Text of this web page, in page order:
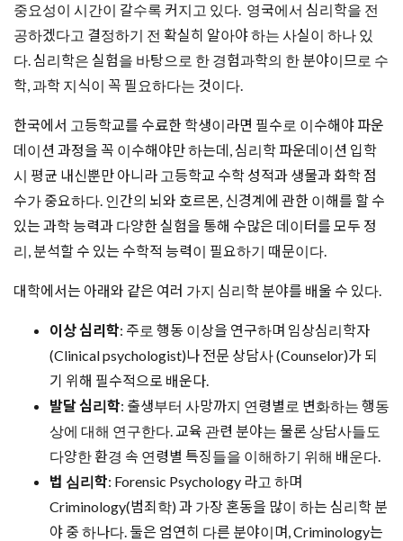
중요성이 시간이 갈수록 커지고 있다. 영국에서 심리학을 전
공하겠다고 결정하기 전 확실히 알아야 하는 사실이 하나 있
다. 심리학은 실험을 바탕으로 한 경험과학의 한 분야이므로 수
학, 과학 지식이 꼭 필요하다는 것이다.
한국에서 고등학교를 수료한 학생이라면 필수로 이수해야 파운
데이션 과정을 꼭 이수해야만 하는데, 심리학 파운데이션 입학
시 평균 내신뿐만 아니라 고등학교 수학 성적과 생물과 화학 점
수가 중요하다. 인간의 뇌와 호르몬, 신경계에 관한 이해를 할 수
있는 과학 능력과 다양한 실험을 통해 수많은 데이터를 모두 정
리, 분석할 수 있는 수학적 능력이 필요하기 때문이다.
대학에서는 아래와 같은 여러 가지 심리학 분야를 배울 수 있다.
이상 심리학: 주로 행동 이상을 연구하며 임상심리학자
(Clinical psychologist)나 전문 상담사 (Counselor)가 되
기 위해 필수적으로 배운다.
발달 심리학: 출생부터 사망까지 연령별로 변화하는 행동
상에 대해 연구한다. 교육 관련 분야는 물론 상담사들도
다양한 환경 속 연령별 특징들을 이해하기 위해 배운다.
법 심리학: Forensic Psychology 라고 하며
Criminology(범죄학) 과 가장 혼동을 많이 하는 심리학 분
야 중 하나다. 둘은 엄연히 다른 분야이며, Criminology는